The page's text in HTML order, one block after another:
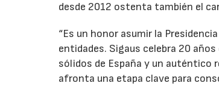
desde 2012 ostenta también el
“Es un honor asumir la
entidades. Sigaus celebra 20
sólidos de España y un auténtico
afronta una etapa clave para